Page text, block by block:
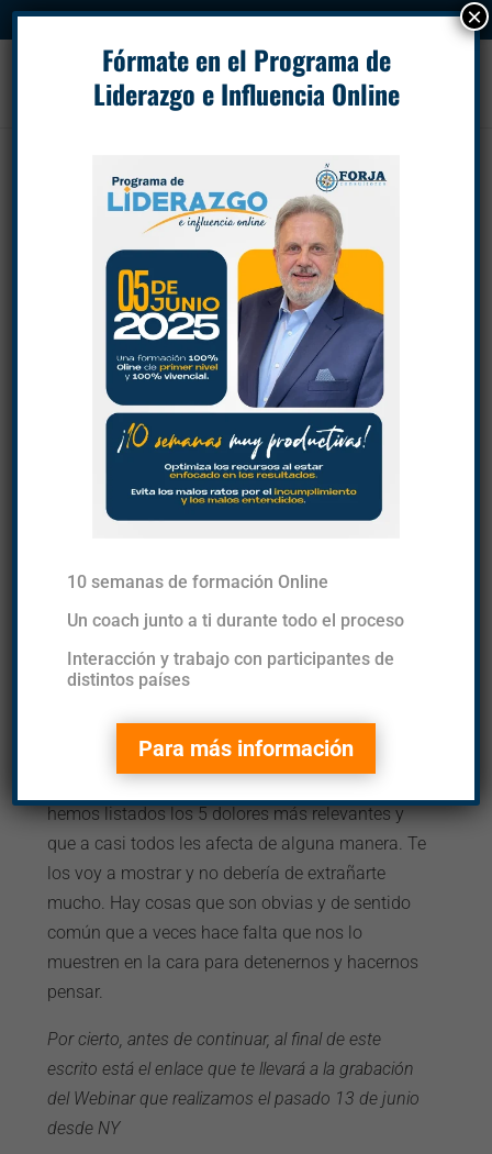
.
Los 5 “dolores” que más duelen
Eduardo Martí Jun 24, 2019 |Liderazgo
Comentarios
En mis redes sociales y también por esta vía
hemos venido hablando de los 30 dolores que
Emprendedores en su quehacer diario.
Después de mucho intercambiar con ustedes,
hemos listados los 5 dolores más relevantes y
que a casi todos les afecta de alguna manera. Te
los voy a mostrar y no debería de extrañarte
mucho. Hay cosas que son obvias y de sentido
común que a veces hace falta que nos lo
muestren en la cara para detenernos y hacernos
pensar.
Por cierto, antes de continuar, al final de este
escrito está el enlace que te llevará a la grabación
del Webinar que realizamos el pasado 13 de junio
desde NY
Fórmate en el Programa de
Liderazgo e Influencia Online
10 semanas de formación Online
Un coach junto a ti durante todo el proceso
Interacción y trabajo con participantes de
distintos países
Para más información
×